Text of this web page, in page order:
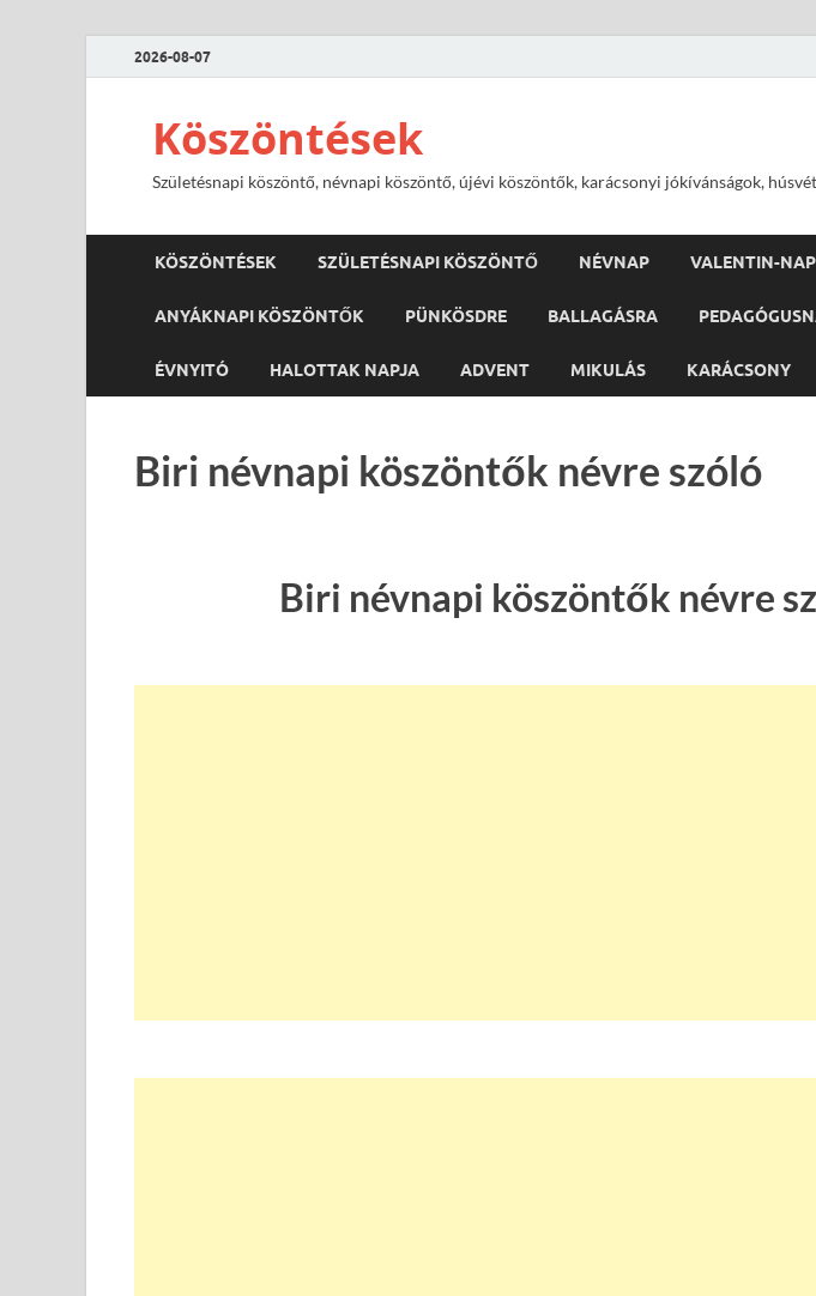
2026-08-07
Köszöntések
Születésnapi köszöntő, névnapi köszöntő, újévi köszöntők, karácsonyi jókívánságok,
KÖSZÖNTÉSEK SZÜLETÉSNAPI KÖSZÖNTŐ NÉVNAP VALENTIN-NAP
ANYÁKNAPI KÖSZÖNTŐK PÜNKÖSDRE BALLAGÁSRA
ÉVNYITÓ HALOTTAK NAPJA ADVENT MIKULÁS KARÁCSONY
Biri névnapi köszöntők névre szóló
Biri névnapi köszöntők névre